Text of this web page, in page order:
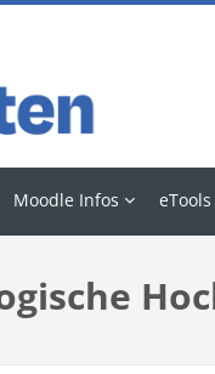
Moodle Infos eTools